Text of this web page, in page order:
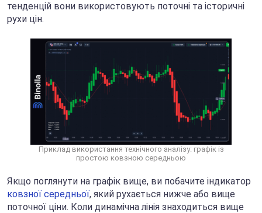
тенденцій вони використовують поточні та історичні
рухи цін.
Приклад використання технічного аналізу: графік із
простою ковзною середньою
Якщо поглянути на графік вище, ви побачите індикатор
ковзної середньої, який рухається нижче або вище
поточної ціни. Коли динамічна лінія знаходиться вище